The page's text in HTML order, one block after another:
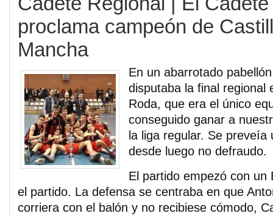
proclama campeón de
Mancha
En un abarrotado
disputaba la final regional
Roda, que era el único
conseguido ganar a
la liga regular. Se preveía
desde luego no defraudo.
El partido empezó con un
el partido. La defensa se centraba en que
corriera con el balón y no recibiese cómodo,